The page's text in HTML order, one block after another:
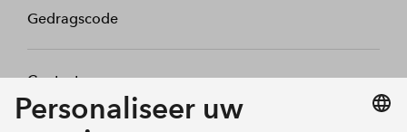
Gedragscode
Contact
Mijn profiel